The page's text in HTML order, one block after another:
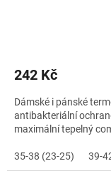
242 Kč
Dámské i pánské
antibakteriální
maximální tepelný
35-38 (23-25) 39-